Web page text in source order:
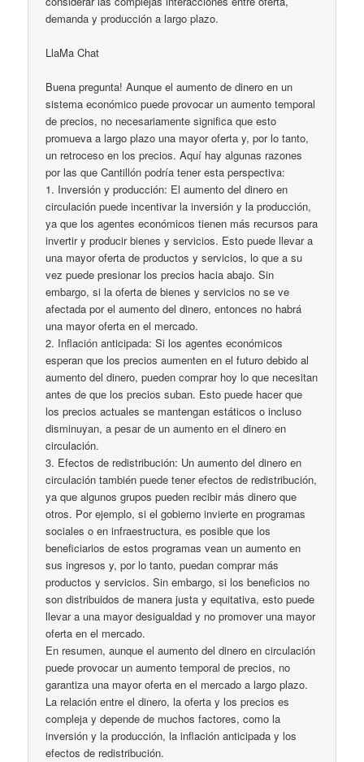
demanda y producción a largo plazo.
LlaMa Chat
Buena pregunta! Aunque el aumento de dinero en un
sistema económico puede provocar un aumento temporal
de precios, no necesariamente significa que esto
promueva a largo plazo una mayor oferta y, por lo tanto,
un retroceso en los precios. Aquí hay algunas razones
por las que Cantillón podría tener esta perspectiva:
1. Inversión y producción: El aumento del dinero en
circulación puede incentivar la inversión y la producción,
ya que los agentes económicos tienen más recursos para
invertir y producir bienes y servicios. Esto puede llevar a
una mayor oferta de productos y servicios, lo que a su
vez puede presionar los precios hacia abajo. Sin
embargo, si la oferta de bienes y servicios no se ve
afectada por el aumento del dinero, entonces no habrá
una mayor oferta en el mercado.
2. Inflación anticipada: Si los agentes económicos
esperan que los precios aumenten en el futuro debido al
aumento del dinero, pueden comprar hoy lo que necesitan
antes de que los precios suban. Esto puede hacer que
los precios actuales se mantengan estáticos o incluso
disminuyan, a pesar de un aumento en el dinero en
circulación.
3. Efectos de redistribución: Un aumento del dinero en
circulación también puede tener efectos de redistribución,
ya que algunos grupos pueden recibir más dinero que
otros. Por ejemplo, si el gobierno invierte en programas
sociales o en infraestructura, es posible que los
beneficiarios de estos programas vean un aumento en
sus ingresos y, por lo tanto, puedan comprar más
productos y servicios. Sin embargo, si los beneficios no
son distribuidos de manera justa y equitativa, esto puede
llevar a una mayor desigualdad y no promover una mayor
oferta en el mercado.
En resumen, aunque el aumento del dinero en circulación
puede provocar un aumento temporal de precios, no
garantiza una mayor oferta en el mercado a largo plazo.
La relación entre el dinero, la oferta y los precios es
compleja y depende de muchos factores, como la
inversión y la producción, la inflación anticipada y los
efectos de redistribución.